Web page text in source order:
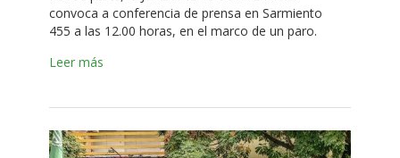
convoca a conferencia de prensa en Sarmiento
455 a las 12.00 horas, en el marco de un paro.
Leer más